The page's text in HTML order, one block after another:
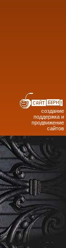
создание
поддержка и
продвижение
сайтов